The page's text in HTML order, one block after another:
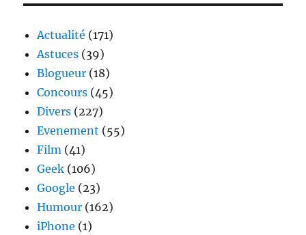
Actualité (171)
Astuces (39)
Blogueur (18)
Concours (45)
Divers (227)
Evenement (55)
Film (41)
Geek (106)
Google (23)
Humour (162)
iPhone (1)